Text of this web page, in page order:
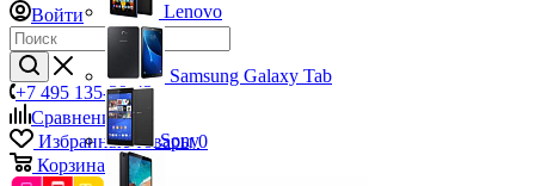
Войти
+7 495 135-39-43
Сравнение0
Избранные товары 0
Корзина
Lenovo
Samsung Galaxy Tab
Sony